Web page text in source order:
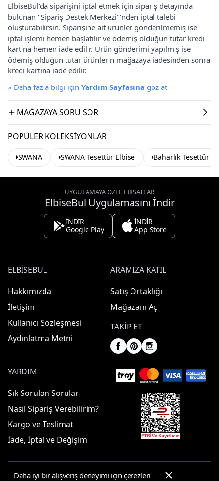
ElbiseBul'da siparişini iptal etmek için sipariş detayında
bulunan "Sipariş Destek Merkezi"'nden iptal talebi
oluşturabilirsin. Siparişine ait ürünler gönderilmemiş ise
iptal işlemi hemen başlatılır ve ödemiş olduğun tutar kredi
kartına hemen iade edilir. Ürün gönderimi yapılmış ise
ödemiş olduğun tutar ürünlerin mağazaya iadesinden sonra
kredi kartına iade edilir.
» Daha fazla bilgi için Yardım Sayfasına göz at
MAĞAZAYA SORU SOR
POPÜLER KOLEKSIYONLAR
SWANA SWANA Tesettür Elbise Baharlık Tesettür
UYGULAMAYA ÖZEL FIRSATLAR
ElbiseBul Uygulamasını İndir
İNDİR
Google Play
İNDİR
App Store
ELBISEBUL
Hakkımızda
İletişim
Kullanıcı Sözleşmesi
Aydınlatma Metni
ARAMIZA KATIL
Satış Ortaklığı
Mağazanı Aç
TAKIP ET
YARDIM
Sık Sorulan Sorular
Nasıl Sipariş Verebilirim?
Kargo ve Teslimat
İade, İptal ve Değişim
Daha iyi bir alışveriş deneyimi için çerezleri